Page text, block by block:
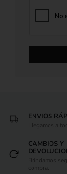
ENVIOS
Llegamos a
CAMBIOS Y
Brindamos
compra.